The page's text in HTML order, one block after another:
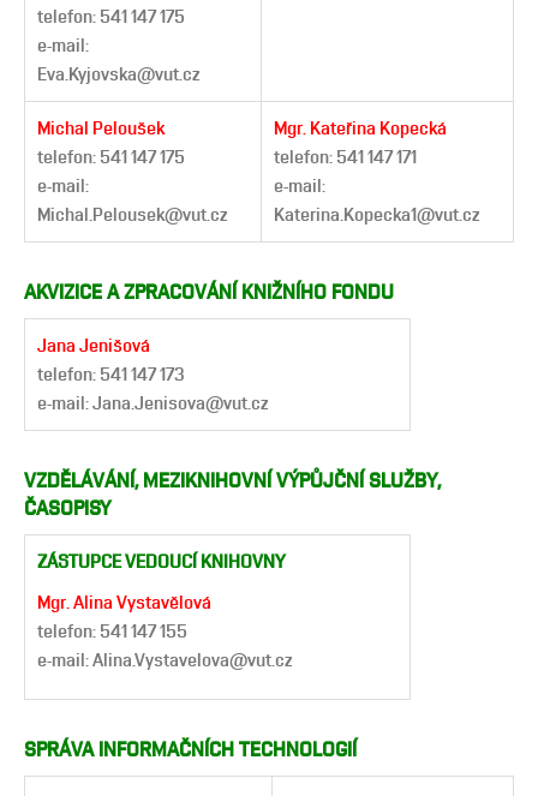
telefon: 541 147 175
e-mail:
Eva.Kyjovska@vut.cz
Michal Peloušek
telefon: 541 147 175
e-mail:
Michal.Pelousek@vut.cz
Mgr. Kateřina Kopecká
telefon: 541 147 171
e-mail:
Katerina.Kopecka1@vut.cz
AKVIZICE A ZPRACOVÁNÍ KNIŽNÍHO FONDU
Jana Jenišová
telefon: 541 147 173
e-mail: Jana.Jenisova@vut.cz
VZDĚLÁVÁNÍ, MEZIKNIHOVNÍ VÝPŮJČNÍ SLUŽBY,
ČASOPISY
ZÁSTUPCE VEDOUCÍ KNIHOVNY
Mgr. Alina Vystavělová
telefon: 541 147 155
e-mail: Alina.Vystavelova@vut.cz
SPRÁVA INFORMAČNÍCH TECHNOLOGIÍ